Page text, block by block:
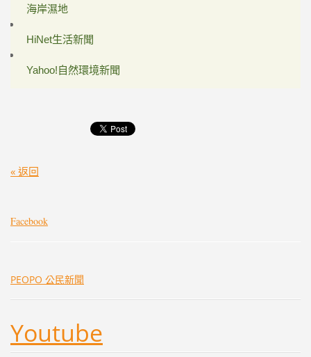
海岸濕地
HiNet生活新聞
Yahoo!自然環境新聞
« 返回
Facebook
PEOPO 公民新聞
Youtube